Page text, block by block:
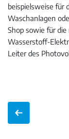
beispielsweise für
Waschanlagen
Shop sowie für
Wasserstoff-
Leiter des